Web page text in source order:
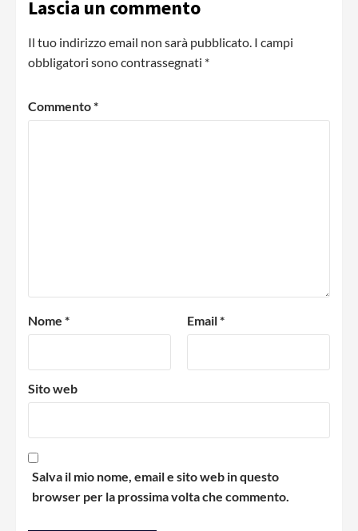
Lascia un commento
Il tuo indirizzo email non sarà pubblicato. I campi
obbligatori sono contrassegnati *
Commento*
Nome * Email*
Sito web
Salva il mio nome, email e sito web in questo
browser per la prossima volta che commento.